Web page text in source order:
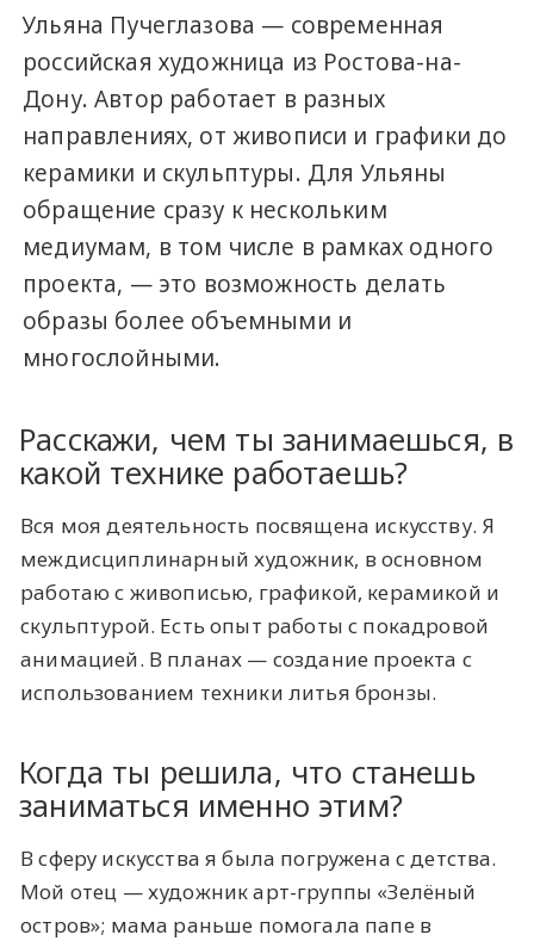
Ульяна Пучеглазова — современная
российская художница из Ростова-на-
Дону. Автор работает в разных
направлениях, от живописи и графики до
керамики и скульптуры. Для Ульяны
обращение сразу к нескольким
медиумам, в том числе в рамках одного
проекта, — это возможность делать
образы более объемными и
многослойными.
Расскажи, чем ты занимаешься, в
какой технике работаешь?
Вся моя деятельность посвящена искусству. Я
междисциплинарный художник, в основном
работаю с живописью, графикой, керамикой и
скульптурой. Есть опыт работы с покадровой
анимацией. В планах — создание проекта с
использованием техники литья бронзы.
Когда ты решила, что станешь
заниматься именно этим?
В сферу искусства я была погружена с детства.
Мой отец — художник арт-группы «Зелёный
остров»; мама раньше помогала папе в